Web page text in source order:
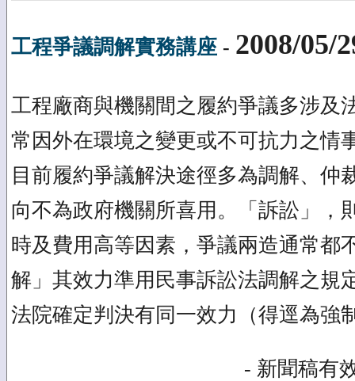
工程爭議調解實務講座 - 2008/05/
工程廠商與機關間之履約爭議多涉及
常因外在環境之變更或不可抗力之情
目前履約爭議解決途徑多為調解、仲
向不為政府機關所喜用。「訴訟」，
時及費用高等因素，爭議兩造通常都
解」其效力準用民事訴訟法調解之規
法院確定判決有同一效力（得逕為強
- 新聞稿有